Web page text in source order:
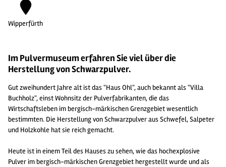
Wipperfürth
Im Pulvermuseum erfahren Sie viel über die
Herstellung von Schwarzpulver.
Gut zweihundert Jahre alt ist das "Haus Ohl", auch bekannt als "Villa
Buchholz", einst Wohnsitz der Pulverfabrikanten, die das
Wirtschaftsleben im bergisch-märkischen Grenzgebiet wesentlich
bestimmten. Die Herstellung von Schwarzpulver aus Schwefel, Salpeter
und Holzkohle hat sie reich gemacht.
Heute ist in einem Teil des Hauses zu sehen, wie das hochexplosive
Pulver im bergisch-märkischen Grenzgebiet hergestellt wurde und als